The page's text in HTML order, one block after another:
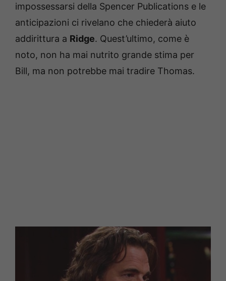
impossessarsi della Spencer Publications e le
anticipazioni ci rivelano che chiederà aiuto
addirittura a Ridge. Quest’ultimo, come è
noto, non ha mai nutrito grande stima per
Bill, ma non potrebbe mai tradire Thomas.